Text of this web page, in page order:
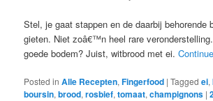
Stel, je gaat stappen en de daarbij behorende
gieten. Niet zoâ€™n heel rare
goede bodem? Juist, witbrood met ei.
Posted in Alle Recepten,Fingerfood |Tagged ei,
boursin,brood,rosbief,tomaat,champignons |